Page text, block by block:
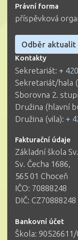
Právní forma
příspěvková
Odběr aktualit
Kontakty
Sekretariát: +
Sekretariát/hala
Sborovna 2.
Družina (hlavní
Družina (vila): +
Fakturační údaje
Základní škola
Sv. Čecha 1686,
565 01 Choceň
IČO: 70888248
DIČ: CZ70888248
Bankovní účet
Škola: 90526611/